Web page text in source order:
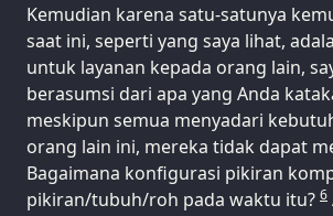
Kemudian karena satu-satunya
saat ini, seperti yang saya lihat,
untuk layanan kepada orang lain,
berasumsi dari apa yang Anda
meskipun semua menyadari
orang lain ini, mereka tidak dapat
Bagaimana konfigurasi pikiran
pikiran/tubuh/roh pada waktu itu? 6